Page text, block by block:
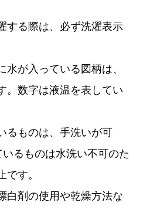
する際は、必ず洗濯表示
が入っている図柄は、
。数字は液温を表してい
るものは、手洗いが可
るものは水洗い不可のた
す。
白剤の使用や乾燥方法な